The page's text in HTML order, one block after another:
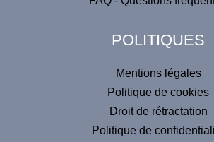
POLITIQUES
Mentions légales
Politique de cookies
Droit de rétractation
Politique de